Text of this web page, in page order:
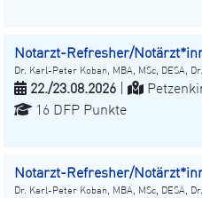
Notarzt-Refresher/
Dr. Karl-Peter Koban, MBA, MSc, DESA,
22./23.08.2026
16 DFP Punkte
Notarzt-Refresher/
Dr. Karl-Peter Koban, MBA, MSc, DESA,